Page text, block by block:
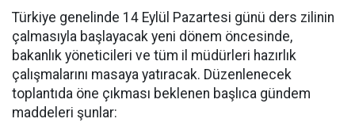
​Türkiye genelinde 14 Eylül Pazartesi günü ders zilinin
çalmasıyla başlayacak yeni dönem öncesinde,
bakanlık yöneticileri ve tüm il müdürleri hazırlık
çalışmalarını masaya yatıracak. Düzenlenecek
toplantıda öne çıkması beklenen başlıca gündem
maddeleri şunlar: